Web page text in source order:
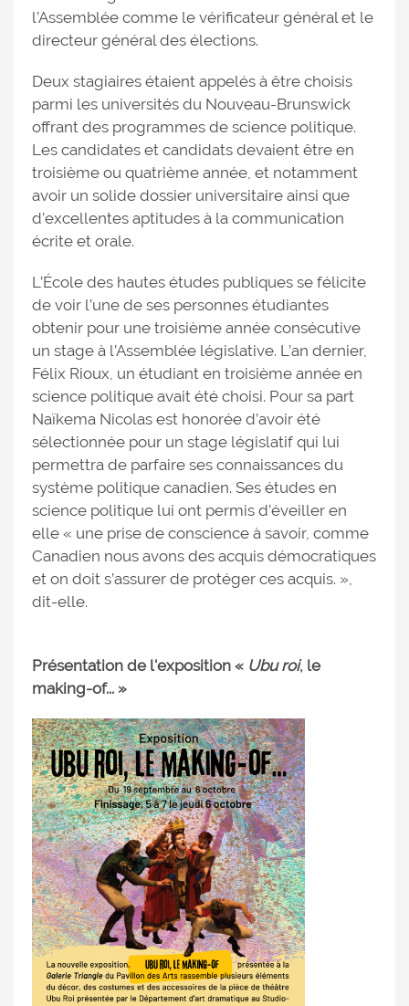
l’Assemblée comme le vérificateur général et le
directeur général des élections.
Deux stagiaires étaient appelés à être choisis
parmi les universités du Nouveau-Brunswick
offrant des programmes de science politique.
Les candidates et candidats devaient être en
troisième ou quatrième année, et notamment
avoir un solide dossier universitaire ainsi que
d’excellentes aptitudes à la communication
écrite et orale.
L’École des hautes études publiques se félicite
de voir l’une de ses personnes étudiantes
obtenir pour une troisième année consécutive
un stage à l’Assemblée législative. L’an dernier,
Félix Rioux, un étudiant en troisième année en
science politique avait été choisi. Pour sa part
Naïkema Nicolas est honorée d’avoir été
sélectionnée pour un stage législatif qui lui
permettra de parfaire ses connaissances du
système politique canadien. Ses études en
science politique lui ont permis d’éveiller en
elle « une prise de conscience à savoir, comme
Canadien nous avons des acquis démocratiques
et on doit s’assurer de protéger ces acquis. »,
dit-elle.
Présentation de l'exposition « Ubu roi, le
making-of... »